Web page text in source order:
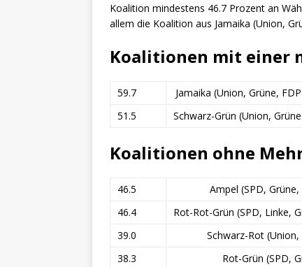
Koalition mindestens 46.7 Prozent an
allem die Koalition aus Jamaika (Union,
Koalitionen mit einer
59.7
Jamaika (Union, Grüne,
51.5
Schwarz-Grün (Union,
Koalitionen ohne
46.5
Ampel (SPD, Grüne,
46.4
Rot-Rot-Grün (SPD, Linke,
39.0
Schwarz-Rot (Union,
38.3
Rot-Grün (SPD,